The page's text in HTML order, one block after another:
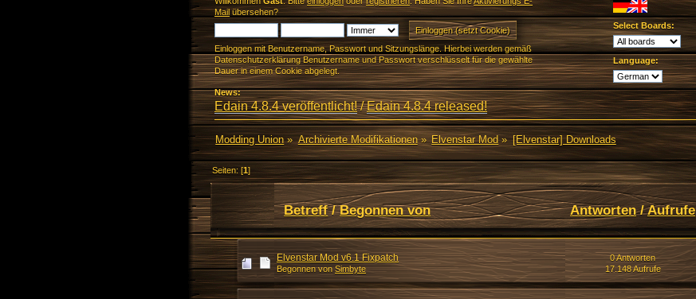
Mailübersehen?
Einloggen mit Benutzername, Passwort und Sitzungslänge. Hierbei werden gemäß
Datenschutzerklärung Benutzername und Passwort verschlüsselt für die gewählte
Dauer in einem Cookie abgelegt.
Select Boards:
Language:
News:
Edain 4.8.4 veröffentlicht!/Edain 4.8.4 released!
Modding Union» Archivierte Modifikationen» Elvenstar Mod» [Elvenstar] Downloads
Seiten: [1]
Betreff/Begonnen von Antworten/Aufrufe
Elvenstar Mod v6.1 Fixpatch
Begonnen von Simbyte
0 Antworten
17.148 Aufrufe